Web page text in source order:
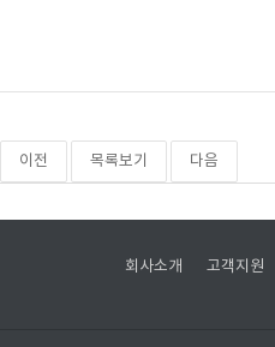
이전 목록보기 다음
회사소개 고객지원